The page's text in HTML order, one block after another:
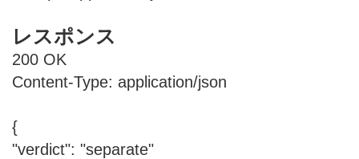
レスポンス
200 OK
Content-Type: application/json
{
"verdict": "separate"